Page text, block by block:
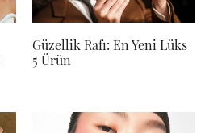
Güzellik Rafı: En Yeni Lüks
5 Ürün